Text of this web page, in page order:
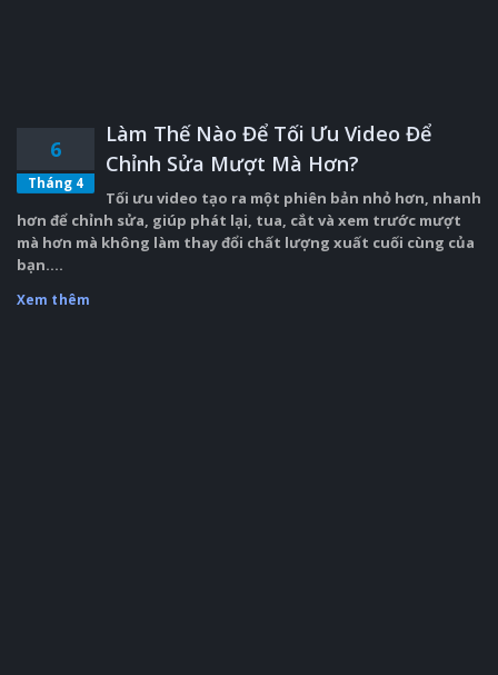
6
Tháng 4
Làm Thế Nào Để Tối Ưu Video Để
Chỉnh Sửa Mượt Mà Hơn?
Tối ưu video tạo ra một phiên bản nhỏ hơn, nhanh
hơn để chỉnh sửa, giúp phát lại, tua, cắt và xem trước mượt
mà hơn mà không làm thay đổi chất lượng xuất cuối cùng của
bạn....
Xem thêm